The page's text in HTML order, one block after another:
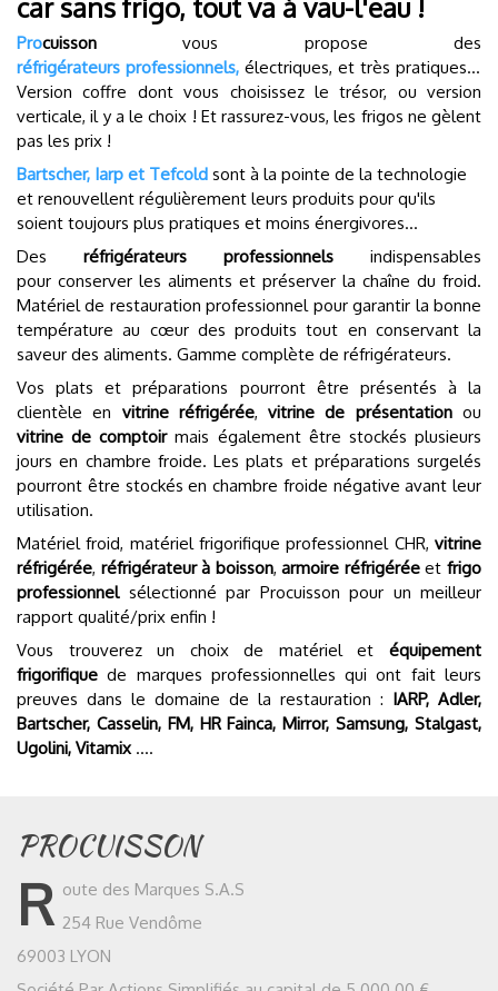
car sans frigo, tout va à vau-l'eau !
Procuisson vous propose des
réfrigérateurs professionnels, électriques, et très pratiques…
Version coffre dont vous choisissez le trésor, ou version
verticale, il y a le choix ! Et rassurez-vous, les frigos ne gèlent
pas les prix !
Bartscher, Iarp et Tefcold sont à la pointe de la technologie
et renouvellent régulièrement leurs produits pour qu'ils
soient toujours plus pratiques et moins énergivores…
Des réfrigérateurs professionnels indispensables
pour conserver les aliments et préserver la chaîne du froid.
Matériel de restauration professionnel pour garantir la bonne
température au cœur des produits tout en conservant la
saveur des aliments. Gamme complète de réfrigérateurs.
Vos plats et préparations pourront être présentés à la
clientèle en vitrine réfrigérée, vitrine de présentationou
vitrine de comptoirmais également être stockés plusieurs
jours en chambre froide. Les plats et préparations surgelés
pourront être stockés en chambre froide négative avant leur
utilisation.
Matériel froid, matériel frigorifique professionnel CHR, vitrine
réfrigérée, réfrigérateur à boisson, armoire réfrigéréeetfrigo
professionnel sélectionné par Procuisson pour un meilleur
rapport qualité/prix enfin !
Vous trouverez un choix de matériel et équipement
frigorifique de marques professionnelles qui ont fait leurs
preuves dans le domaine de la restauration : IARP, Adler,
Bartscher, Casselin, FM, HR Fainca, Mirror, Samsung, Stalgast,
Ugolini, Vitamix....
PROCUISSON
R oute des Marques S.A.S
254 Rue Vendôme
69003 LYON